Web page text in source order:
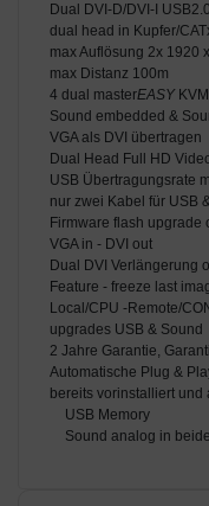
Dual DVI-D/DVI-I
dual head in Kupfer/
max Auflösung 2x 1920
max Distanz 100m
4 dual masterEASY
Sound embedded &
VGA als DVI übertragen
Dual Head Full HD
USB Übertragungsrate
nur zwei Kabel für USB
Firmware flash upgrade
VGA in - DVI out
Dual DVI Verlängerung
Feature - freeze last
Local/CPU -Remote/
upgrades USB & Sound
2 Jahre Garantie,
Automatische Plug &
bereits vorinstalliert und
USB Memory
Sound analog in